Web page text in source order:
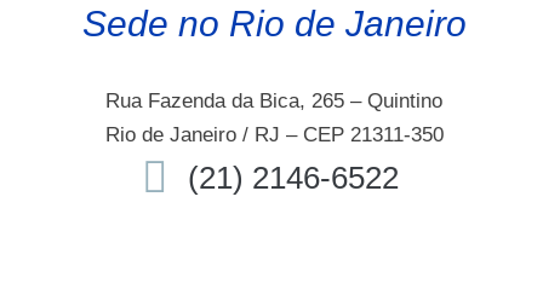
Sede no Rio de Janeiro
Rua Fazenda da Bica, 265 – Quintino
Rio de Janeiro / RJ – CEP 21311-350
(21) 2146-6522